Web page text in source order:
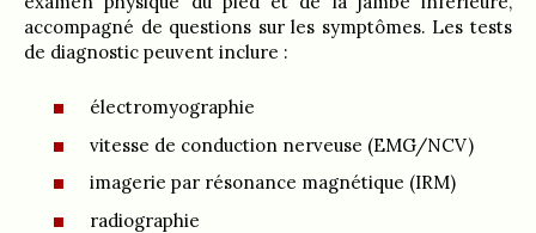
accompagné de questions sur les symptômes. Les tests
de diagnostic peuvent inclure :
électromyographie
vitesse de conduction nerveuse (EMG/NCV)
imagerie par résonance magnétique (IRM)
radiographie